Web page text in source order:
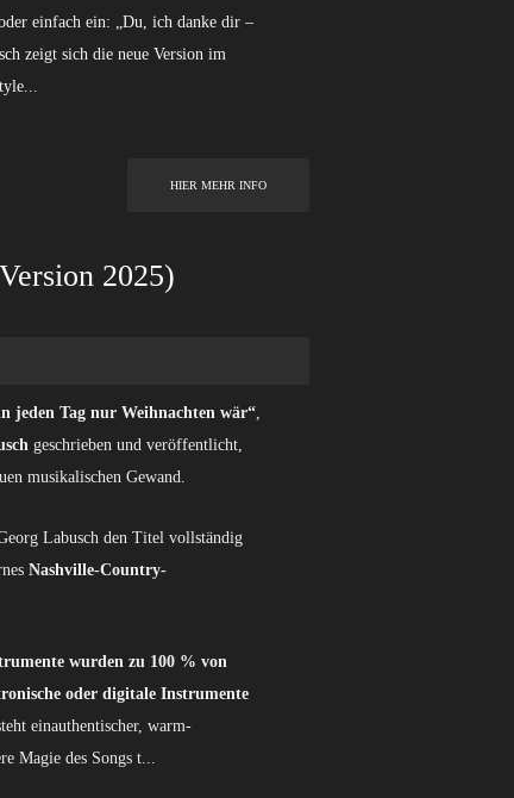
einfach ein: „Du, ich danke dir –
zeigt sich die neue Version im
HIER MEHR INFO
2025)
jeden Tag nur Weihnachten wär“
geschrieben und veröffentlicht,
musikalischen Gewand.
Labusch den Titel vollständig
Nashville-Country-
wurden zu 100 % von
oder digitale Instrumente
einauthentischer, warm-
Magie des Songs t...